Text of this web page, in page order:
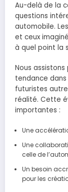
Au-delà de la
questions
automobile.
et ceux
à quel point la
Nous
tendance dans
futuristes
réalité. Cette
importantes :
Une
Une
celle de
Un besoin
pour les